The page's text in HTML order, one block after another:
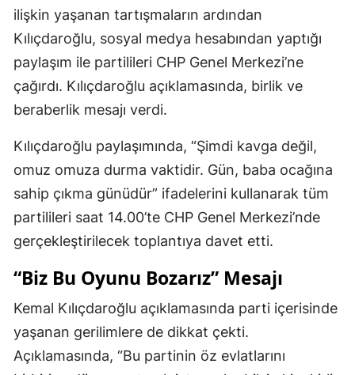
ilişkin yaşanan tartışmaların ardından
Kılıçdaroğlu, sosyal medya hesabından yaptığı
paylaşım ile partilileri CHP Genel Merkezi’ne
çağırdı. Kılıçdaroğlu açıklamasında, birlik ve
beraberlik mesajı verdi.
Kılıçdaroğlu paylaşımında, “Şimdi kavga değil,
omuz omuza durma vaktidir. Gün, baba ocağına
sahip çıkma günüdür” ifadelerini kullanarak tüm
partilileri saat 14.00’te CHP Genel Merkezi’nde
gerçekleştirilecek toplantıya davet etti.
“Biz Bu Oyunu Bozarız” Mesajı
Kemal Kılıçdaroğlu açıklamasında parti içerisinde
yaşanan gerilimlere de dikkat çekti.
Açıklamasında, “Bu partinin öz evlatlarını